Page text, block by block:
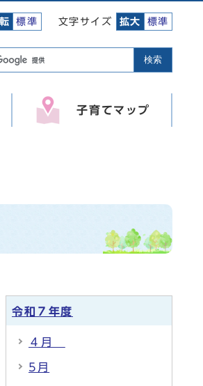
標準 文字サイズ 拡大 標準
検索
子育てマップ
令和７年度
４月
5月